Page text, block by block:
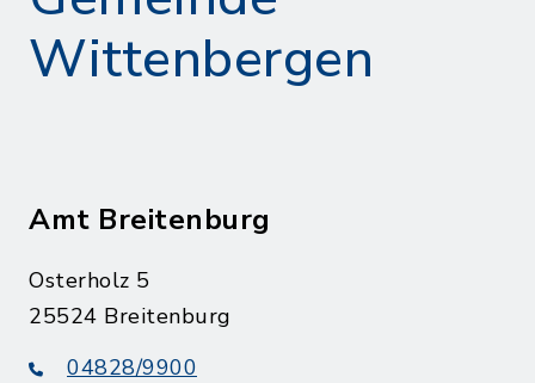
Wittenbergen
Amt Breitenburg
Osterholz 5
25524 Breitenburg
04828/9900